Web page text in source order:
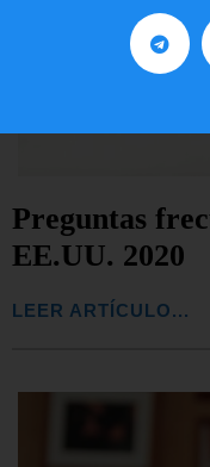
Preguntas
EE.UU. 2020
LEER ARTÍCULO...